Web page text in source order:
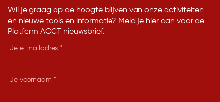
Wil je graag op de hoogte blijven van onze activiteiten
en nieuwe tools en informatie? Meld je hier aan voor de
Platform ACCT nieuwsbrief.